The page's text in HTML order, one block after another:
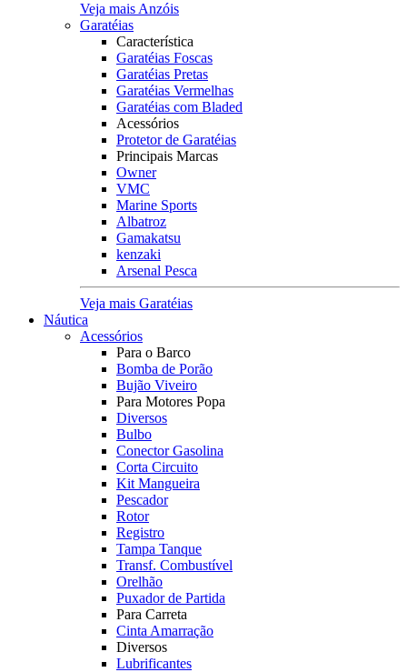
Veja mais Anzóis
Garatéias
Característica
Garatéias Foscas
Garatéias Pretas
Garatéias Vermelhas
Garatéias com Bladed
Acessórios
Protetor de Garatéias
Principais Marcas
Owner
VMC
Marine Sports
Albatroz
Gamakatsu
kenzaki
Arsenal Pesca
Veja mais Garatéias
Náutica
Acessórios
Para o Barco
Bomba de Porão
Bujão Viveiro
Para Motores Popa
Diversos
Bulbo
Conector Gasolina
Corta Circuito
Kit Mangueira
Pescador
Rotor
Registro
Tampa Tanque
Transf. Combustível
Orelhão
Puxador de Partida
Para Carreta
Cinta Amarração
Diversos
Lubrificantes